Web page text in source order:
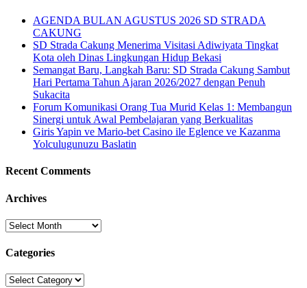
AGENDA BULAN AGUSTUS 2026 SD STRADA
CAKUNG
SD Strada Cakung Menerima Visitasi Adiwiyata Tingkat
Kota oleh Dinas Lingkungan Hidup Bekasi
Semangat Baru, Langkah Baru: SD Strada Cakung Sambut
Hari Pertama Tahun Ajaran 2026/2027 dengan Penuh
Sukacita
Forum Komunikasi Orang Tua Murid Kelas 1: Membangun
Sinergi untuk Awal Pembelajaran yang Berkualitas
Giris Yapin ve Mario-bet Casino ile Eglence ve Kazanma
Yolculugunuzu Baslatin
Recent Comments
Archives
Archives
Categories
Categories